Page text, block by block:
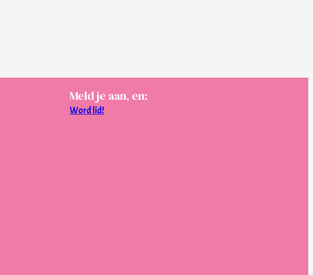
Meld je aan, en:
Word lid!